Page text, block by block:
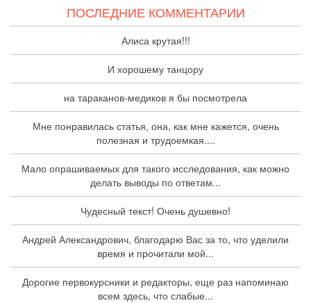
ПОСЛЕДНИЕ КОММЕНТАРИИ
Алиса крутая!!!
И хорошему танцору
на тараканов-медиков я бы посмотрела
Мне понравилась статья, она, как мне кажется, очень
полезная и трудоемкая....
Мало опрашиваемых для такого исследования, как можно
делать выводы по ответам...
Чудесный текст! Очень душевно!
Андрей Александрович, благодарю Вас за то, что уделили
время и прочитали мой...
Дорогие первокурсники и редакторы, еще раз напоминаю
всем здесь, что слабые...